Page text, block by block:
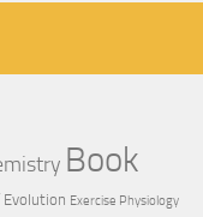
Book
Evolution Exercise Physiology